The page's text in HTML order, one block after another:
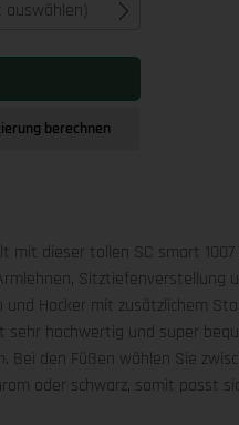
auswählen)
berechnen
mit dieser tollen SC smart
Sitztiefenverstellung
Hocker mit zusätzlichem
sehr hochwertig und super
Bei den Füßen wählen Sie
oder schwarz, somit passt